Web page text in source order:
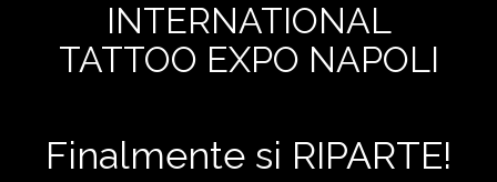
INTERNATIONAL
TATTOO EXPO NAPOLI
Finalmente si RIPARTE!